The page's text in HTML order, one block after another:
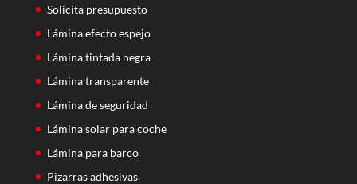
Solicita presupuesto
Lámina efecto espejo
Lámina tintada negra
Lámina transparente
Lámina de seguridad
Lámina solar para coche
Lámina para barco
Pizarras adhesivas